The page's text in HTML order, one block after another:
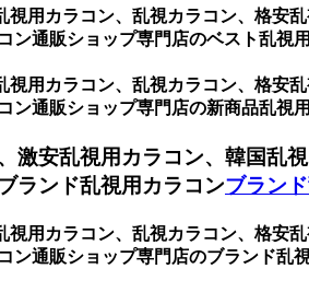
視用カラコン、乱視カラコン、格
ン通販ショップ専門店のベスト乱視
視用カラコン、乱視カラコン、格
ン通販ショップ専門店の新商品乱視
激安乱視用カラコン、韓国乱
ランド乱視用カラコンブラン
視用カラコン、乱視カラコン、格
ン通販ショップ専門店のブランド乱